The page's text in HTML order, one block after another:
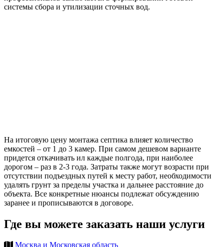
системы сбора и утилизации сточных вод.
На итоговую цену монтажа септика влияет количество
емкостей – от 1 до 3 камер. При самом дешевом варианте
придется откачивать ил каждые полгода, при наиболее
дорогом – раз в 2-3 года. Затраты также могут возрасти при
отсутствии подъездных путей к месту работ, необходимости
удалять грунт за пределы участка и дальнее расстояние до
объекта. Все конкретные нюансы подлежат обсуждению
заранее и прописываются в договоре.
Где вы можете заказать наши услуги
Москва и Московская область